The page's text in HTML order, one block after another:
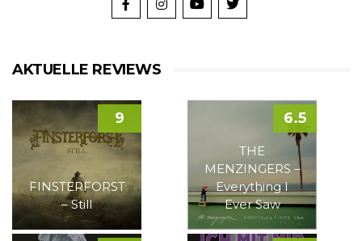
AKTUELLE REVIEWS
FINSTERFORST
– Still
9
THE
MENZINGERS –
Everything I
Ever Saw
6.5